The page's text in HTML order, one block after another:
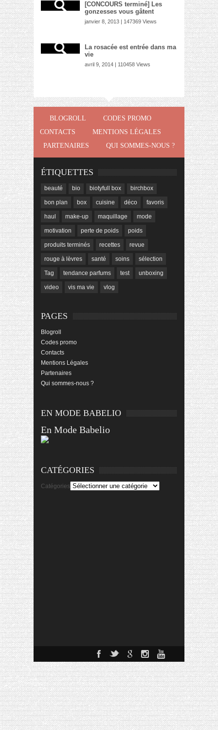
[CONCOURS terminé] Les
gonzesses vous gâtent
janvier 8, 2013 | 147369 Views
La rosacée est entrée dans ma
vie
avril 9, 2014 | 110458 Views
BLOGROLL
CODES PROMO
CONTACTS
MENTIONS LÉGALES
PARTENAIRES
QUI SOMMES-NOUS ?
ÉTIQUETTES
beauté bio biotyfull box birchbox
bon plan box cuisine déco favoris
haul make-up maquillage mode
motivation perte de poids poids
produits terminés recettes revue
rouge à lèvres santé soins sélection
Tag tendance parfums test unboxing
video vis ma vie vlog
PAGES
Blogroll
Codes promo
Contacts
Mentions Légales
Partenaires
Qui sommes-nous ?
EN MODE BABELIO
En Mode Babelio
CATÉGORIES
Catégories